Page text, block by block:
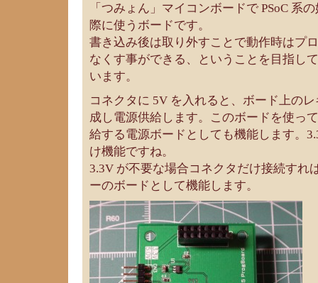
「つみょん」マイコンボードで PSoC 系
際に使うボードです。
書き込み後は取り外すことで動作時はプ
なくす事ができる、ということを目指し
います。
コネクタに 5V を入れると、ボード上の
成し電源供給します。このボードを使っ
給する電源ボードとしても機能します。
け機能ですね。
3.3V が不要な場合コネクタだけ接続すれ
ーのボードとして機能します。